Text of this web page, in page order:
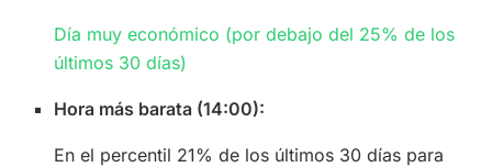
Día muy económico (por debajo del 25% de los
últimos 30 días)
Hora más barata (14:00):
En el percentil 21% de los últimos 30 días para